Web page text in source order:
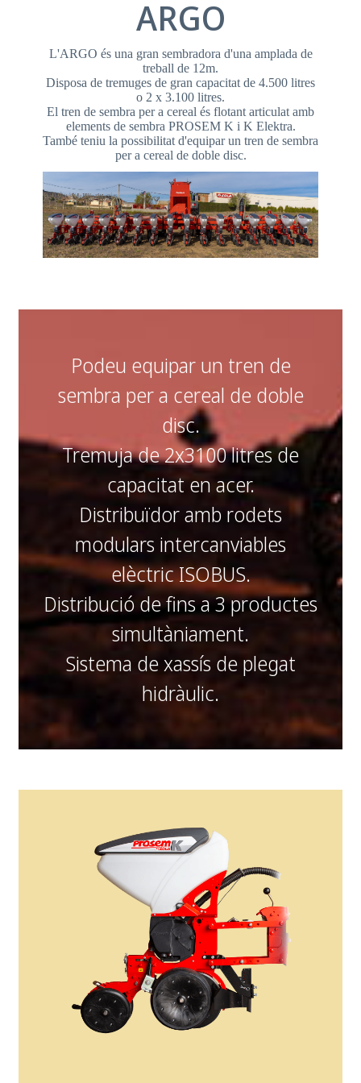
ARGO
L'ARGO és una gran sembradora d'una amplada de
treball de 12m.
Disposa de tremuges de gran capacitat de 4.500 litres
o 2 x 3.100 litres.
El tren de sembra per a cereal és flotant articulat amb
elements de sembra PROSEM K i K Elektra.
També teniu la possibilitat d'equipar un tren de sembra
per a cereal de doble disc.
Podeu equipar un tren de
sembra per a cereal de doble
disc.
Tremuja de 2x3100 litres de
capacitat en acer.
Distribuïdor amb rodets
modulars intercanviables
elèctric ISOBUS.
Distribució de fins a 3 productes
simultàniament.
Sistema de xassís de plegat
hidràulic.